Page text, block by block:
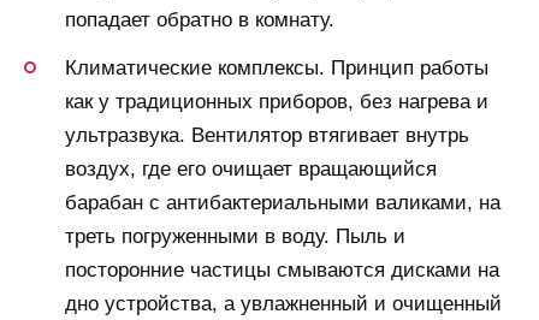
попадает обратно в комнату.
Климатические комплексы. Принцип работы
как у традиционных приборов, без нагрева и
ультразвука. Вентилятор втягивает внутрь
воздух, где его очищает вращающийся
барабан с антибактериальными валиками, на
треть погруженными в воду. Пыль и
посторонние частицы смываются дисками на
дно устройства, а увлажненный и очищенный